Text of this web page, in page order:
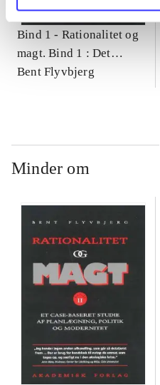
Bind 1 - Rationalitet og
magt. Bind 1 : Det
konkretes videnskab
Bent Flyvbjerg
Minder om